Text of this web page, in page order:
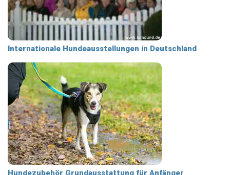
Internationale Hundeausstellungen in Deutschland
Hundezubehör Grundausstattung für Anfänger